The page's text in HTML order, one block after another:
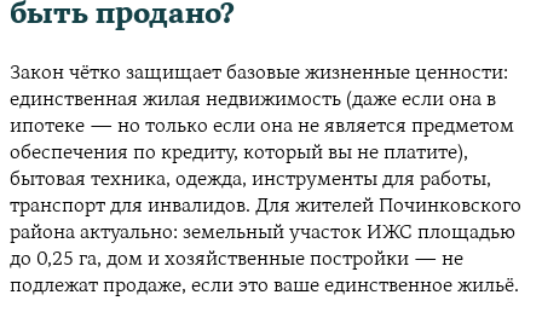
быть продано?
Закон чётко защищает базовые жизненные ценности:
единственная жилая недвижимость (даже если она в
ипотеке — но только если она не является предметом
обеспечения по кредиту, который вы не платите),
бытовая техника, одежда, инструменты для работы,
транспорт для инвалидов. Для жителей Починковского
района актуально: земельный участок ИЖС площадью
до 0,25 га, дом и хозяйственные постройки — не
подлежат продаже, если это ваше единственное жильё.